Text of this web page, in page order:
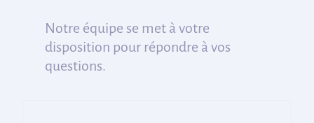
Notre équipe se met à votre
disposition pour répondre à vos
questions.